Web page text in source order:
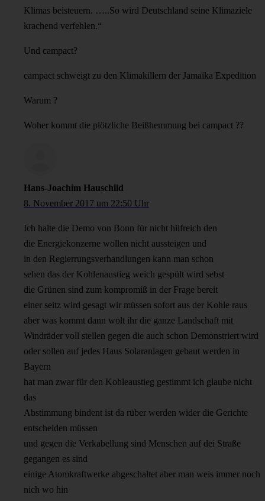
Klimas beisteuern. …..So wird Deutschland seine Klimaziele
krachend verfehlen.“
Und campact?
campact schweigt zu den Klimakillern der Jamaika Expedition
Warum ?
Woher kommt die plötzliche Beißhemmung bei campact ??
Hans-Joachim Hauschild
8. November 2017 um 22:50 Uhr
Ich halte die Demo von Bonn für nicht hilfreich den
die Energiekonzerne wollen nicht aussteigen und
in den Regierrungsverhandlungen kann man schon
sehen das der Kohlenaustieg weich gespült wird sebst
die Grünen sind zum kompromiß in der Frage bereit
einer seitz wird gesagt wir müssen sofort aus der Kohle raus
aber was kommt dann wolt ihr die ganze Landschaft mit
Windräder voll stellen gegen die auch schon Demonstriert wird
oder sollen auf jedes Haus Solaranlagen gebaut werden in
Bayern
hat man zwar für den Kohleaustieg gestimmt ich glaube nicht
das
Abstimmung bindent ist da rüber werden wider die Gerichte
entscheiden müssen
und gegen die Verkabellung sind Menschen auf dei Straße
gegangen es sind
einige Atomkraftwerke abgeschaltet aber man weis immer noch
nich wo hin